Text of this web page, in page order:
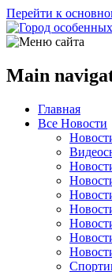
Перейти к
Main
Главная
Все Новости